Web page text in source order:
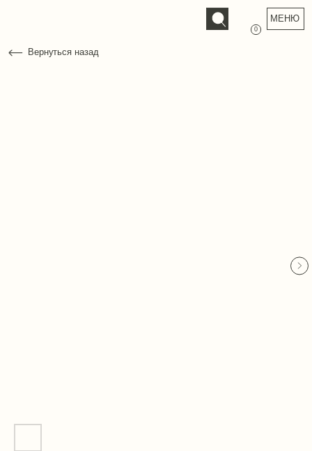
МЕНЮ
Вернуться назад